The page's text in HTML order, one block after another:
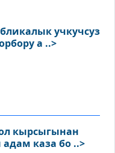
учкучсуз
а ..>
кырсыгынан
каза бо ..>